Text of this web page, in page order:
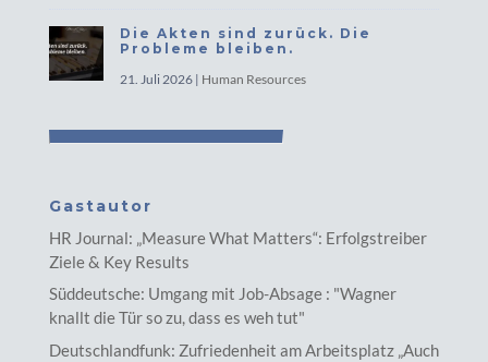
Die Akten sind zurück. Die
Probleme bleiben.
21. Juli 2026| Human Resources
Gastautor
HR Journal: „Measure What Matters“: Erfolgstreiber
Ziele & Key Results
Süddeutsche: Umgang mit Job-Absage : "Wagner
knallt die Tür so zu, dass es weh tut"
Deutschlandfunk: Zufriedenheit am Arbeitsplatz „Auch